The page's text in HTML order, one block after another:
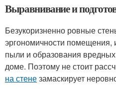
Выравнивание и
Безукоризненно ровные
эргономичности
пыли и образования
доме. Поэтому не стоит
на стенезамаскирует